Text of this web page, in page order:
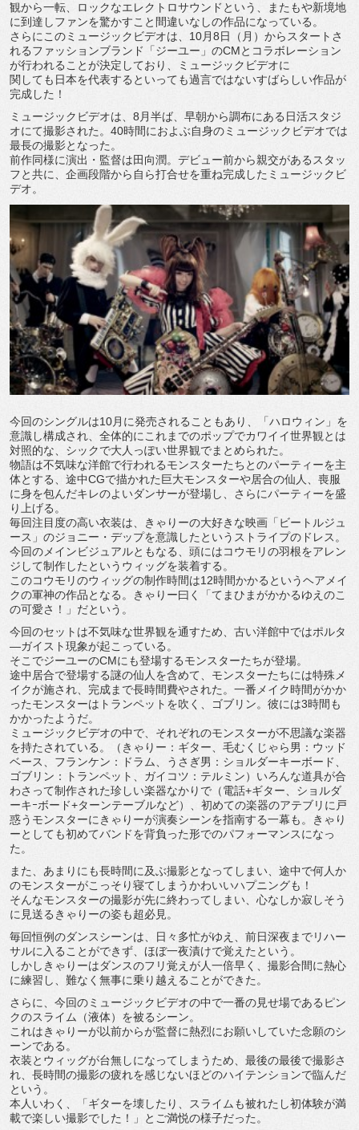
観から一転、ロックなエレクトロサウンドという、またもや新境地
に到達しファンを驚かすこと間違いなしの作品になっている。
さらにこのミュージックビデオは、10月8日（月）からスタートさ
れるファッションブランド「ジーユー」のCMとコラボレーション
が行われることが決定しており、ミュージックビデオに
関しても日本を代表するといっても過言ではないすばらしい作品が
完成した！
ミュージックビデオは、8月半ば、早朝から調布にある日活スタジ
オにて撮影された。40時間におよぶ自身のミュージックビデオでは
最長の撮影となった。
前作同様に演出・監督は田向潤。デビュー前から親交があるスタッ
フと共に、企画段階から自ら打合せを重ね完成したミュージックビ
デオ。
今回のシングルは10月に発売されることもあり、「ハロウィン」を
意識し構成され、全体的にこれまでのポップでカワイイ世界観とは
対照的な、シックで大人っぽい世界観でまとめられた。
物語は不気味な洋館で行われるモンスターたちとのパーティーを主
体とする、途中CGで描かれた巨大モンスターや居合の仙人、喪服
に身を包んだキレのよいダンサーが登場し、さらにパーティーを盛
り上げる。
毎回注目度の高い衣装は、きゃりーの大好きな映画「ビートルジュ
ース」のジョニー・デップを意識したというストライプのドレス。
今回のメインビジュアルともなる、頭にはコウモリの羽根をアレン
ジして制作したというウィッグを装着する。
このコウモリのウィッグの制作時間は12時間かかるというヘアメイ
クの軍神の作品となる。きゃりー曰く「てまひまがかかるゆえのこ
の可愛さ！」だという。
今回のセットは不気味な世界観を通すため、古い洋館中ではポルタ
―ガイスト現象が起こっている。
そこでジーユーのCMにも登場するモンスターたちが登場。
途中居合で登場する謎の仙人を含めて、モンスターたちには特殊メ
イクが施され、完成まで長時間費やされた。一番メイク時間がかか
ったモンスターはトランペットを吹く、ゴブリン。彼には3時間も
かかったようだ。
ミュージックビデオの中で、それぞれのモンスターが不思議な楽器
を持たされている。（きゃりー：ギター、毛むくじゃら男：ウッド
ベース、フランケン：ドラム、うさぎ男：ショルダーキーボード、
ゴブリン：トランペット、ガイコツ：テルミン）いろんな道具が合
わさって制作された珍しい楽器なかりで（電話+ギター、ショルダ
ーキｰボード+ターンテーブルなど）、初めての楽器のアテブリに戸
惑うモンスターにきゃりーが演奏シーンを指南する一幕も。きゃり
ーとしても初めてバンドを背負った形でのパフォーマンスになっ
た。
また、あまりにも長時間に及ぶ撮影となってしまい、途中で何人か
のモンスターがこっそり寝てしまうかわいいハプニングも！
そんなモンスターの撮影が先に終わってしまい、心なしか寂しそう
に見送るきゃりーの姿も超必見。
毎回恒例のダンスシーンは、日々多忙がゆえ、前日深夜までリハー
サルに入ることができず、ほぼ一夜漬けで覚えたという。
しかしきゃりーはダンスのフリ覚えが人一倍早く、撮影合間に熱心
に練習し、難なく無事に乗り越えることができた。
さらに、今回のミュージックビデオの中で一番の見せ場であるピン
クのスライム（液体）を被るシーン。
これはきゃりーが以前からが監督に熱烈にお願いしていた念願のシ
ーンである。
衣装とウィッグが台無しになってしまうため、最後の最後で撮影さ
れ、長時間の撮影の疲れを感じないほどのハイテンションで臨んだ
という。
本人いわく、「ギターを壊したり、スライムも被れたし初体験が満
載で楽しい撮影でした！」とご満悦の様子だった。